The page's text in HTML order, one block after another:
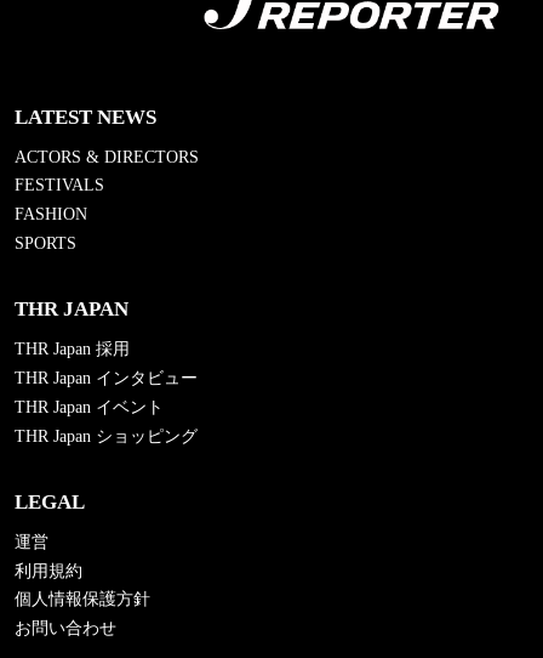
LATEST NEWS
ACTORS & DIRECTORS
FESTIVALS
FASHION
SPORTS
THR JAPAN
THR Japan 採用
THR Japan インタビュー
THR Japan イベント
THR Japan ショッピング
LEGAL
運営
利用規約
個人情報保護方針
お問い合わせ